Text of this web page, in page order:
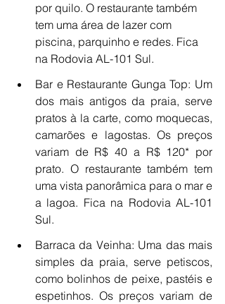
por quilo. O restaurante também
tem uma área de lazer com
piscina, parquinho e redes. Fica
na Rodovia AL-101 Sul.
Bar e Restaurante Gunga Top: Um
dos mais antigos da praia, serve
pratos à la carte, como moquecas,
camarões e lagostas. Os preços
variam de R$ 40 a R$ 120* por
prato. O restaurante também tem
uma vista panorâmica para o mar e
a lagoa. Fica na Rodovia AL-101
Sul.
Barraca da Veinha: Uma das mais
simples da praia, serve petiscos,
como bolinhos de peixe, pastéis e
espetinhos. Os preços variam de